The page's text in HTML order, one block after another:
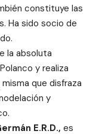
constituye las
Ha sido socio de
la absoluta
y realiza
que disfraza
y
E.R.D., es